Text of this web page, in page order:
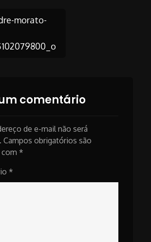
morato-
comentário
de e-mail não será
Campos obrigatórios são
com *
*